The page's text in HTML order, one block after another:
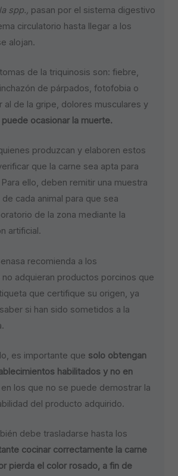
spp., pasan por el sistema digestivo
circulatorio hasta llegar a los
alojan.
de la triquinosis son: fiebre,
de párpados, fotofobia o
al de la gripe, dolores musculares y
ocasionar la muerte.
produzcan y elaboren estos
que la carne sea apta para
ello, deben remitir una muestra
cada animal para que sea
de la zona mediante la
artificial.
recomienda a los
adquieran productos porcinos que
que certifique su origen, ya
si han sido sometidos a la
es importante que solo obtengan
habilitados y no en
en los que no se puede demostrar la
del producto adquirido.
debe trasladarse hasta los
cocinar correctamente la carne
pierda el color rosado, a fin de